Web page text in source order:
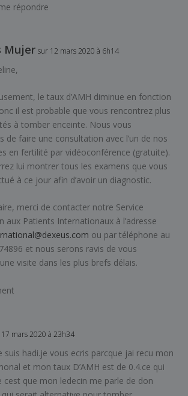
répondre
Mujer sur 12 mars 2020 à 6h14
le taux d’AMH diminue en fonction
il est probable que vous rencontrez plus
à tomber enceinte. Nous vous
de faire une consultation avec l’un de nos
en fertilité par vidéoconférence (gratuite).
lui montrer tous les examens que vous
à ce jour afin d’avoir un diagnostic.
merci de contacter notre Service
aux Patients Internationaux à l’adresse
ou par téléphone au
et nous serons ravis de vous
visite dans les plus brefs délais.
mars 2020 à 23h34
suis hadi.je vous ecris parcque jai recu mon
et mon taux D’AMH est de 0.4.ce qui
cest que mon ledecin me parle de don